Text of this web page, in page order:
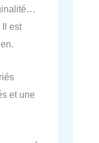
est
et une